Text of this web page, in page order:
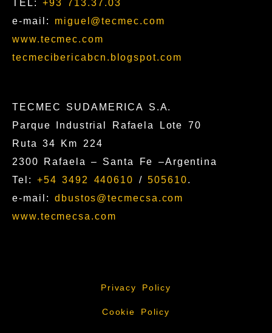
TEL:+93 713.37.03
e-mail: miguel@tecmec.com
www.tecmec.com
tecmecibericabcn.blogspot.com
TECMEC SUDAMERICA S.A.
Parque Industrial Rafaela Lote 70
Ruta 34 Km 224
2300 Rafaela – Santa Fe –Argentina
Tel:+54 3492 440610 / 505610.
e-mail: dbustos@tecmecsa.com
www.tecmecsa.com
Privacy Policy
Cookie Policy